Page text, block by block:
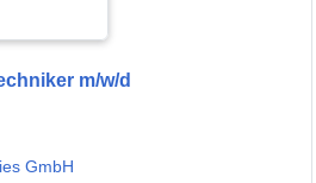
m/w/d
GmbH